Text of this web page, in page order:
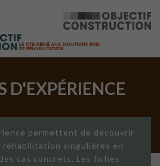
D'EXPÉRIENCE
permettent de découvrir
réhabilitation singulières en
cas concrets. Les fiches